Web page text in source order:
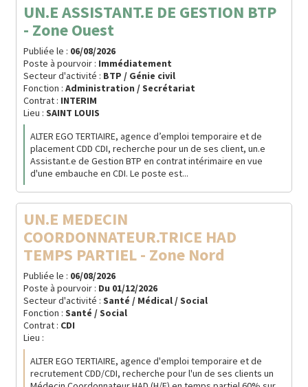
UN.E ASSISTANT.E DE GESTION BTP
- Zone Ouest
Publiée le : 06/08/2026
Poste à pourvoir : Immédiatement
Secteur d'activité : BTP / Génie civil
Fonction : Administration / Secrétariat
Contrat : INTERIM
Lieu : SAINT LOUIS
ALTER EGO TERTIAIRE, agence d’emploi temporaire et de
placement CDD CDI, recherche pour un de ses client, un.e
Assistant.e de Gestion BTP en contrat intérimaire en vue
d'une embauche en CDI. Le poste est...
UN.E MEDECIN
COORDONNATEUR.TRICE HAD
TEMPS PARTIEL - Zone Nord
Publiée le : 06/08/2026
Poste à pourvoir : Du 01/12/2026
Secteur d'activité : Santé / Médical / Social
Fonction : Santé / Social
Contrat : CDI
Lieu :
ALTER EGO TERTIAIRE, agence d'emploi temporaire et de
recrutement CDD/CDI, recherche pour l'un de ses clients un